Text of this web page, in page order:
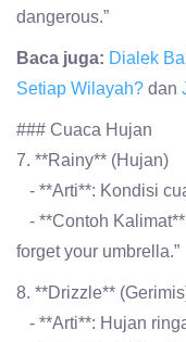
dangerous.”
Baca juga: Dialek
Setiap Wilayah? dan
### Cuaca Hujan
7. **Rainy** (Hujan)
- **Arti**: Kondisi
- **Contoh
forget your umbrella.”
8. **Drizzle**
- **Arti**: Hujan